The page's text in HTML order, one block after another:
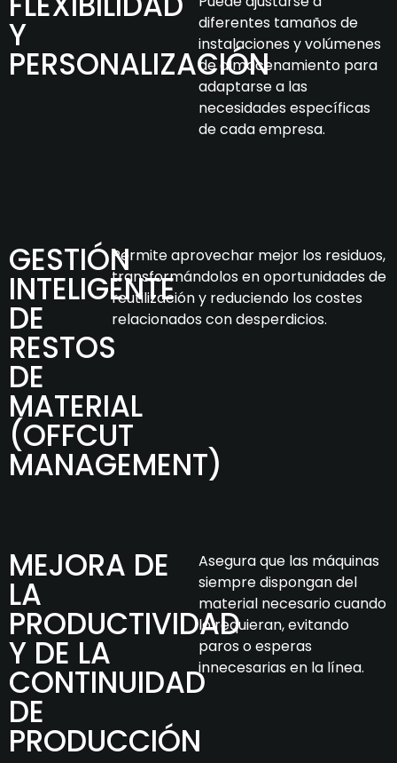
Y
PERSONALIZACIÓN
diferentes tamaños de
instalaciones y volúmenes
de almacenamiento para
adaptarse a las
necesidades específicas
de cada empresa.
Permite aprovechar mejor los residuos,
transformándolos en oportunidades de
reutilización y reduciendo los costes
relacionados con desperdicios.
GESTIÓN
INTELIGENTE
DE
RESTOS
DE
MATERIAL
(OFFCUT
MANAGEMENT)
MEJORA DE
LA
PRODUCTIVIDAD
Y DE LA
CONTINUIDAD
DE
PRODUCCIÓN
Asegura que las máquinas
siempre dispongan del
material necesario cuando
lo requieran, evitando
paros o esperas
innecesarias en la línea.